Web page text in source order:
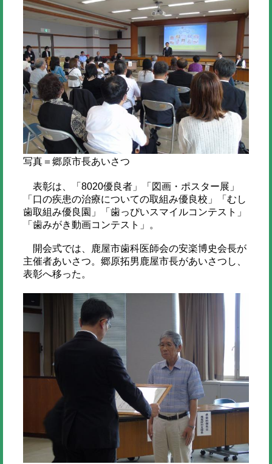
写真＝郷原市長あいさつ
表彰は、「8020優良者」「図画・ポスター展」
「口の疾患の治療についての取組み優良校」「むし
歯取組み優良園」「歯っぴいスマイルコンテスト」
「歯みがき動画コンテスト」。
開会式では、鹿屋市歯科医師会の安楽博史会長が
主催者あいさつ。郷原拓男鹿屋市長があいさつし、
表彰へ移った。